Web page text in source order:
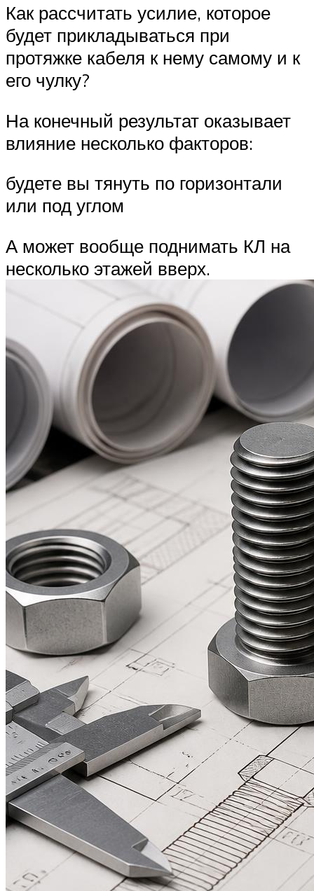
Как рассчитать усилие, которое
будет прикладываться при
протяжке кабеля к нему самому и к
его чулку?
На конечный результат оказывает
влияние несколько факторов:
будете вы тянуть по горизонтали
или под углом
А может вообще поднимать КЛ на
несколько этажей вверх.